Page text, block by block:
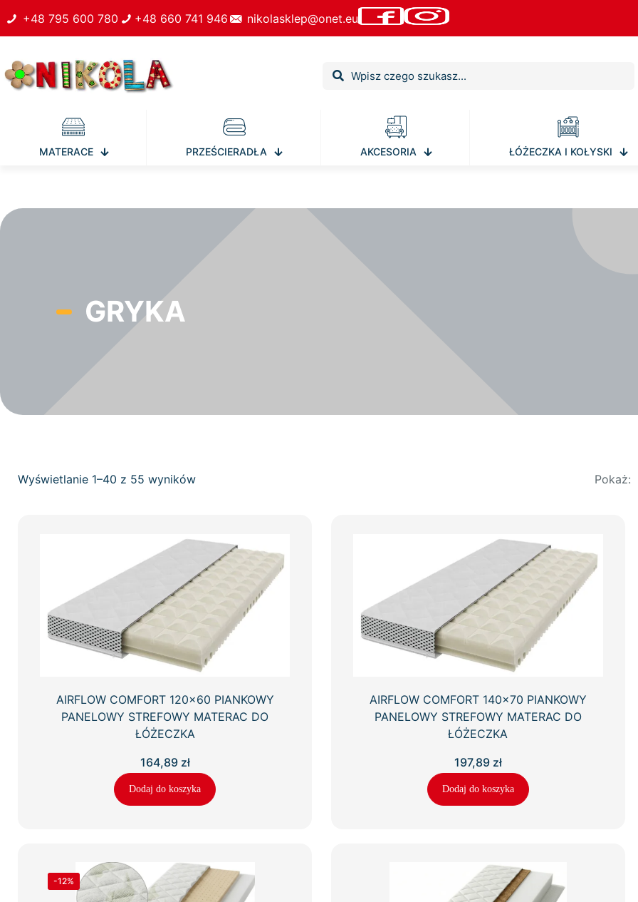
+48 795 600 780 +48 660 741 946 nikolasklep@onet.eu
MATERACE PRZEŚCIERADŁA AKCESORIA ŁÓŻECZKA I KOŁYSKI
GRYKA
Wyświetlanie 1–40 z 55 wyników Pokaż:
AIRFLOW COMFORT 120×60 PIANKOWY
PANELOWY STREFOWY MATERAC DO
ŁÓŻECZKA
164,89 zł
Dodaj do koszyka
AIRFLOW COMFORT 140×70 PIANKOWY
PANELOWY STREFOWY MATERAC DO
ŁÓŻECZKA
197,89 zł
Dodaj do koszyka
-12%